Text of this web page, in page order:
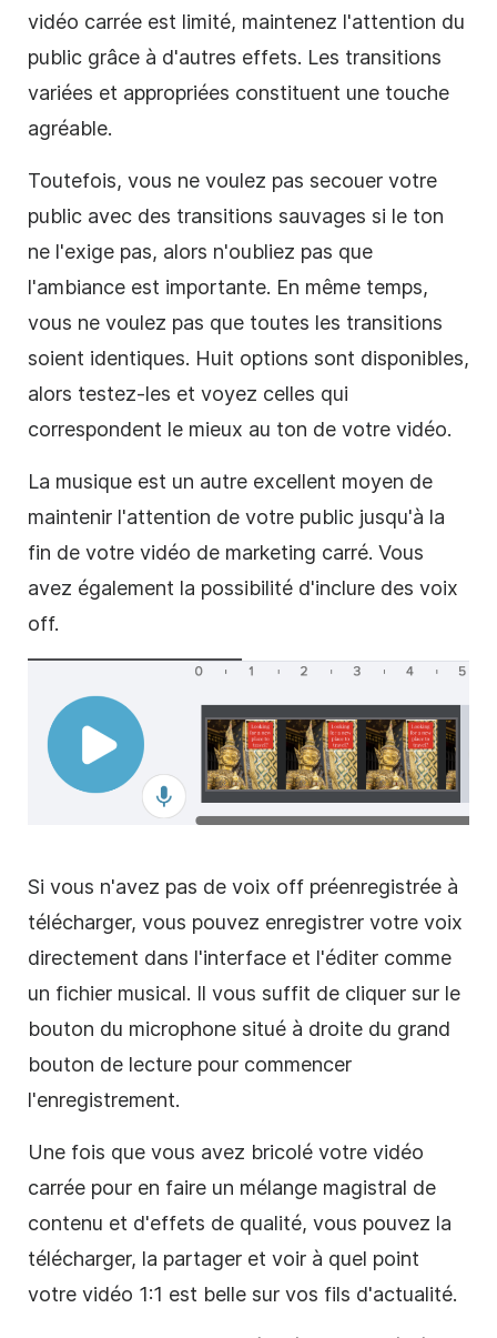
vidéo carrée est limité, maintenez l'attention du
public grâce à d'autres effets. Les transitions
variées et appropriées constituent une touche
agréable.
Toutefois, vous ne voulez pas secouer votre
public avec des transitions sauvages si le ton
ne l'exige pas, alors n'oubliez pas que
l'ambiance est importante. En même temps,
vous ne voulez pas que toutes les transitions
soient identiques. Huit options sont disponibles,
alors testez-les et voyez celles qui
correspondent le mieux au ton de votre vidéo.
La musique est un autre excellent moyen de
maintenir l'attention de votre public jusqu'à la
fin de votre vidéo de marketing carré. Vous
avez également la possibilité d'inclure des voix
off.
Si vous n'avez pas de voix off préenregistrée à
télécharger, vous pouvez enregistrer votre voix
directement dans l'interface et l'éditer comme
un fichier musical. Il vous suffit de cliquer sur le
bouton du microphone situé à droite du grand
bouton de lecture pour commencer
l'enregistrement.
Une fois que vous avez bricolé votre vidéo
carrée pour en faire un mélange magistral de
contenu et d'effets de qualité, vous pouvez la
télécharger, la partager et voir à quel point
votre vidéo 1:1 est belle sur vos fils d'actualité.